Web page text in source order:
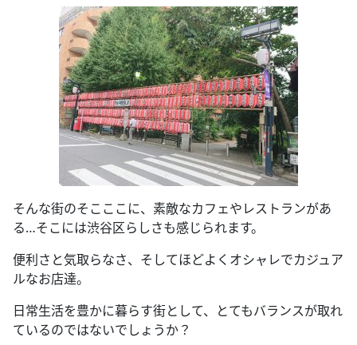
そんな街のそこここに、素敵なカフェやレストランがあ
る…そこには渋谷区らしさも感じられます。
便利さと気取らなさ、そしてほどよくオシャレでカジュア
ルなお店達。
日常生活を豊かに暮らす街として、とてもバランスが取れ
ているのではないでしょうか？